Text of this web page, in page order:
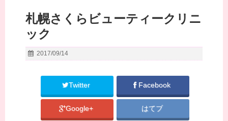
札幌さくらビューティークリニ
ック
2017/09/14
Twitter Facebook
Google+ はてブ